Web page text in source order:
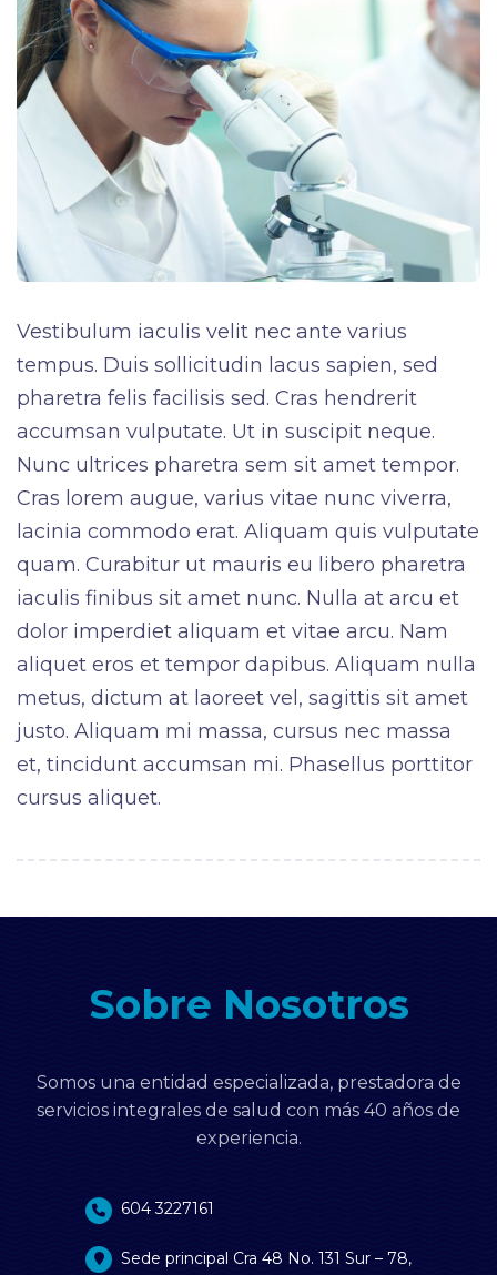
Vestibulum iaculis velit nec ante varius
tempus. Duis sollicitudin lacus sapien, sed
pharetra felis facilisis sed. Cras hendrerit
accumsan vulputate. Ut in suscipit neque.
Nunc ultrices pharetra sem sit amet tempor.
Cras lorem augue, varius vitae nunc viverra,
lacinia commodo erat. Aliquam quis vulputate
quam. Curabitur ut mauris eu libero pharetra
iaculis finibus sit amet nunc. Nulla at arcu et
dolor imperdiet aliquam et vitae arcu. Nam
aliquet eros et tempor dapibus. Aliquam nulla
metus, dictum at laoreet vel, sagittis sit amet
justo. Aliquam mi massa, cursus nec massa
et, tincidunt accumsan mi. Phasellus porttitor
cursus aliquet.
Sobre Nosotros
Somos una entidad especializada, prestadora de
servicios integrales de salud con más 40 años de
experiencia.
604 3227161
Sede principal Cra 48 No. 131 Sur – 78,